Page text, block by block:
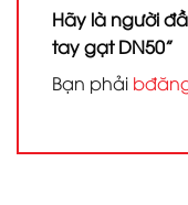
Hãy là người
tay gạt DN50”
Bạn phải